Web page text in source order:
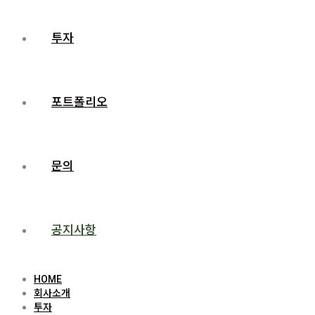
투자
포트폴리오
문의
공지사항
HOME
회사소개
투자